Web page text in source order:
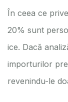
În ceea ce
20% sunt
ice. Dacă
importurilor
revenindu-le